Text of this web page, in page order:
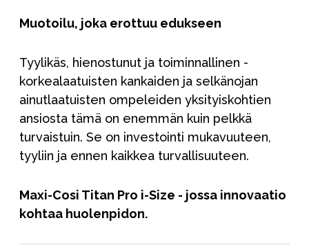
Muotoilu, joka erottuu edukseen
Tyylikäs, hienostunut ja toiminnallinen -
korkealaatuisten kankaiden ja selkänojan
ainutlaatuisten ompeleiden yksityiskohtien
ansiosta tämä on enemmän kuin pelkkä
turvaistuin. Se on investointi mukavuuteen,
tyyliin ja ennen kaikkea turvallisuuteen.
Maxi-Cosi Titan Pro i-Size - jossa innovaatio
kohtaa huolenpidon.